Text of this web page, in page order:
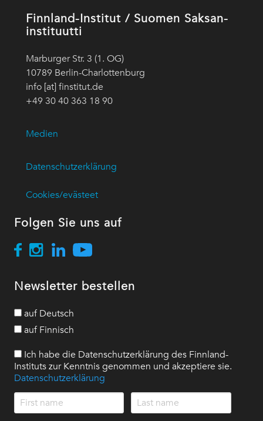
Finnland-Institut / Suomen Saksan-
instituutti
Marburger Str. 3 (1. OG)
10789 Berlin-Charlottenburg
info [at] finstitut.de
+49 30 40 363 18 90
Medien
Datenschutzerklärung
Cookies/evästeet
Folgen Sie uns auf
Newsletter bestellen
auf Deutsch
auf Finnisch
Ich habe die Datenschutzerklärung des Finnland-
Instituts zur Kenntnis genommen und akzeptiere sie.
Datenschutzerklärung